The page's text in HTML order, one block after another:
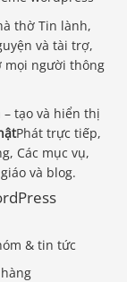
thờ Tin lành,
và tài trợ,
mọi người thông
– tạo và hiển thị
Phát trực tiếp,
Các mục vụ,
và blog.
& tin tức